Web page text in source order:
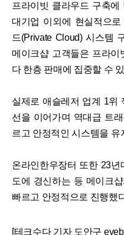
프라이빗 클라우드 구축
대기업 이외에 현실적으
드(Private Cloud) 시스템
메이크샵 고객들은 프라이
다 한층 판매에 집중할 수
실제로 애슬레저 업계 1위
선을 이어가며 역대급 트
르고 안정적인 시스템을 유
온라인한우장터 또한 23
도에 경신하는 등 메이크
빠르고 안정적으로 진행했
[테크수다 기자 도안구